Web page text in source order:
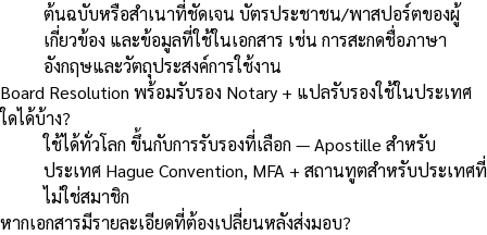
ต้นฉบับหรือสำเนาที่ชัดเจน บัตรประชาชน/พาสปอร์ตของผู้
เกี่ยวข้อง และข้อมูลที่ใช้ในเอกสาร เช่น การสะกดชื่อภาษา
อังกฤษและวัตถุประสงค์การใช้งาน
Board Resolution พร้อมรับรอง Notary + แปลรับรองใช้ในประเทศ
ใดได้บ้าง?
ใช้ได้ทั่วโลก ขึ้นกับการรับรองที่เลือก — Apostille สำหรับ
ประเทศ Hague Convention, MFA + สถานทูตสำหรับประเทศที่
ไม่ใช่สมาชิก
หากเอกสารมีรายละเอียดที่ต้องเปลี่ยนหลังส่งมอบ?